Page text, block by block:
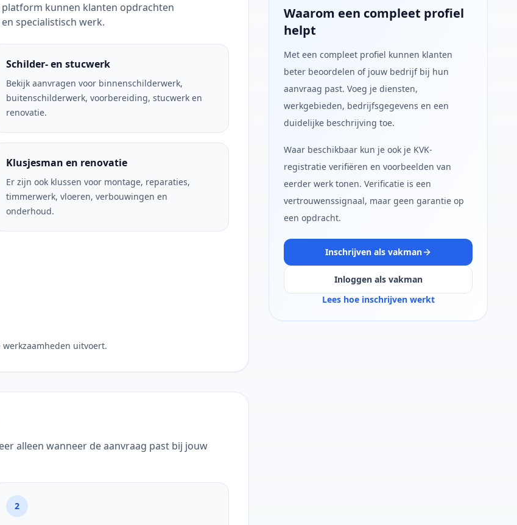
kunnen klanten opdrachten
specialistisch werk.
Schilder- en stucwerk
Bekijk aanvragen voor binnenschilderwerk,
buitenschilderwerk, voorbereiding, stucwerk en
renovatie.
Klusjesman en renovatie
Er zijn ook klussen voor montage, reparaties,
timmerwerk, vloeren, verbouwingen en
onderhoud.
uitvoert.
alleen wanneer de aanvraag past bij jouw
2
Waarom een compleet profiel
helpt
Met een compleet profiel kunnen klanten
beter beoordelen of jouw bedrijf bij hun
aanvraag past. Voeg je diensten,
werkgebieden, bedrijfsgegevens en een
duidelijke beschrijving toe.
Waar beschikbaar kun je ook je KVK-
registratie verifiëren en voorbeelden van
eerder werk tonen. Verificatie is een
vertrouwenssignaal, maar geen garantie op
een opdracht.
Inschrijven als vakman
Inloggen als vakman
Lees hoe inschrijven werkt